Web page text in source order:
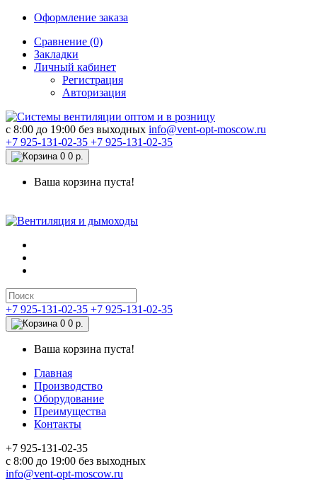
Оформление заказа
Сравнение (0)
Закладки
Личный кабинет
Регистрация
Авторизация
c 8:00 до 19:00 без выходных info@vent-opt-moscow.ru
+7 925-131-02-35 +7 925-131-02-35
0 0 р.
Ваша корзина пуста!
+7 925-131-02-35 +7 925-131-02-35
0 0 р.
Ваша корзина пуста!
Главная
Производство
Оборудование
Преимущества
Контакты
+7 925-131-02-35
c 8:00 до 19:00 без выходных
info@vent-opt-moscow.ru